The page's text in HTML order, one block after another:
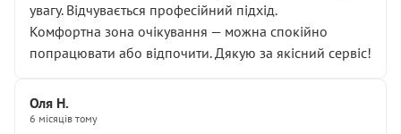
увагу. Відчувається професійний підхід.
Комфортна зона очікування — можна спокійно
попрацювати або відпочити. Дякую за якісний сервіс!
Оля Н.
6 місяців тому